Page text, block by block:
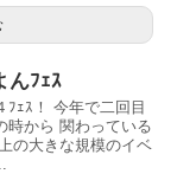
んﾌｪｽ
ｪｽ！ 今年で二回目
時から 関わっている
の大きな規模のイベ